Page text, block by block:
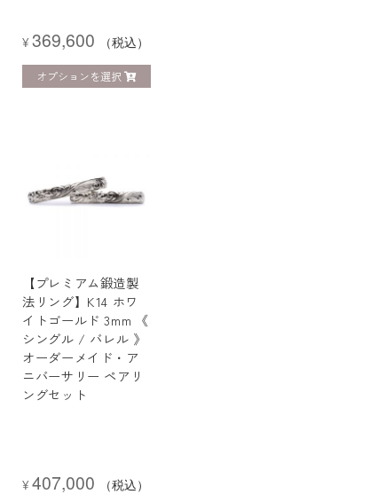
¥ 369,600 （税込）
オプションを選択
【プレミアム鍛造製
法リング】K14 ホワ
イトゴールド 3mm 《
シングル / バレル 》
オーダーメイド・ア
ニバーサリー ペアリ
ングセット
¥ 407,000 （税込）